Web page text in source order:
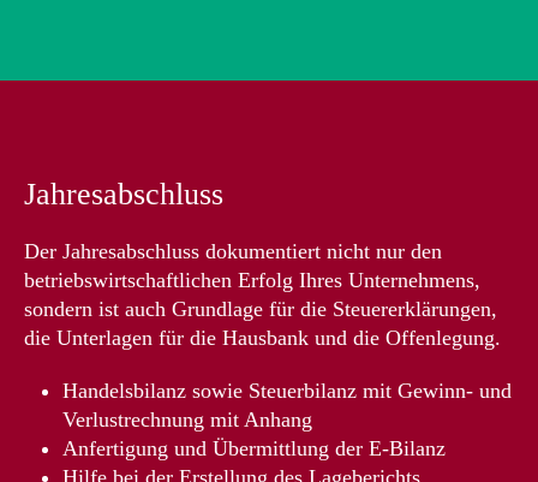
Jahresabschluss
Der Jahresabschluss dokumentiert nicht nur den
betriebswirtschaftlichen Erfolg Ihres Unternehmens,
sondern ist auch Grundlage für die Steuererklärungen,
die Unterlagen für die Hausbank und die Offenlegung.
Handelsbilanz sowie Steuerbilanz mit Gewinn- und
Verlustrechnung mit Anhang
Anfertigung und Übermittlung der E-Bilanz
Hilfe bei der Erstellung des Lageberichts